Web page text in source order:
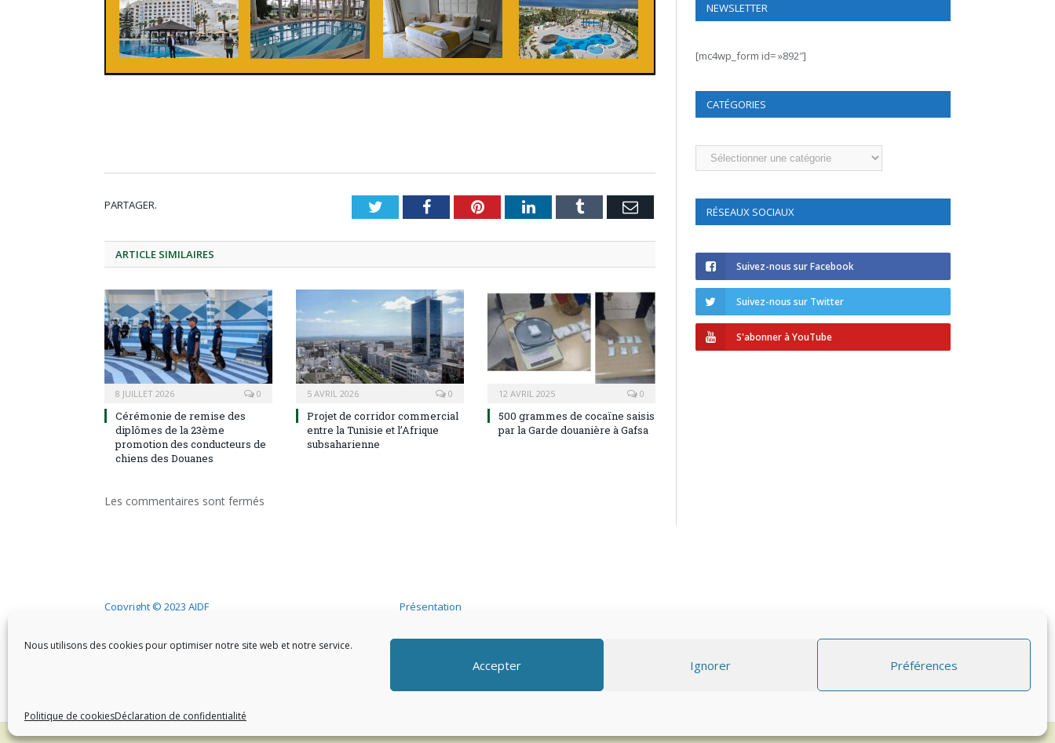
Nous utilisons des cookies pour optimiser notre site web et notre service.
Accepter Ignorer Préférences
Politique de cookiesDéclaration de confidentialité
PARTAGER. TwitterFacebookPinterestLinkedInTumblr Email
ARTICLE SIMILAIRES
8 JUILLET 2026 0
Cérémonie de remise des
diplômes de la 23ème
promotion des conducteurs de
chiens des Douanes
5 AVRIL 2026 0
Projet de corridor commercial
entre la Tunisie et l’Afrique
subsaharienne
12 AVRIL 2025 0
500 grammes de cocaïne saisis
par la Garde douanière à Gafsa
Les commentaires sont fermés
NEWSLETTER
[mc4wp_form id= »892″]
CATÉGORIES
Catégories
RÉSEAUX SOCIAUX
Suivez-nous sur Facebook
Suivez-nous sur Twitter
S'abonner à YouTube
Copyright © 2023 AIDF Présentation
Adhérer
Mentions légales